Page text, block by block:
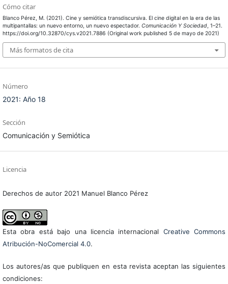
Cómo citar
Blanco Pérez, M. (2021). Cine y semiótica transdiscursiva. El cine digital en la era de las
multipantallas: un nuevo entorno, un nuevo espectador. Comunicación Y Sociedad, 1–21.
https://doi.org/10.32870/cys.v2021.7886 (Original work published 5 de mayo de 2021)
Más formatos de cita
Número
2021: Año 18
Sección
Comunicación y Semiótica
Licencia
Derechos de autor 2021 Manuel Blanco Pérez
Esta obra está bajo una licencia internacional Creative Commons
Atribución-NoComercial 4.0.
Los autores/as que publiquen en esta revista aceptan las siguientes
condiciones: